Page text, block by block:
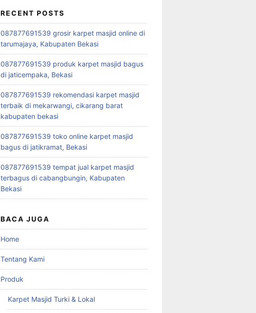
RECENT POSTS
087877691539 grosir karpet masjid online di
tarumajaya, Kabupaten Bekasi
087877691539 produk karpet masjid bagus
di jaticempaka, Bekasi
087877691539 rekomendasi karpet masjid
terbaik di mekarwangi, cikarang barat
kabupaten bekasi
087877691539 toko online karpet masjid
bagus di jatikramat, Bekasi
087877691539 tempat jual karpet masjid
terbagus di cabangbungin, Kabupaten
Bekasi
BACA JUGA
Home
Tentang Kami
Produk
Karpet Masjid Turki & Lokal